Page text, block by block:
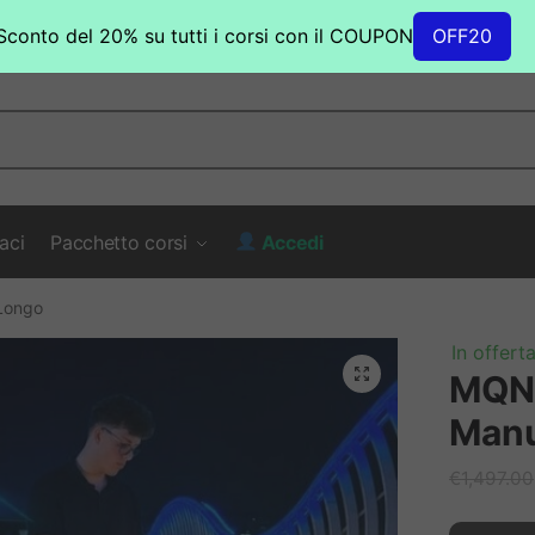
Pacchetto corsi Accedi
In
del 20% su tutti i corsi con il COUPON OFF20